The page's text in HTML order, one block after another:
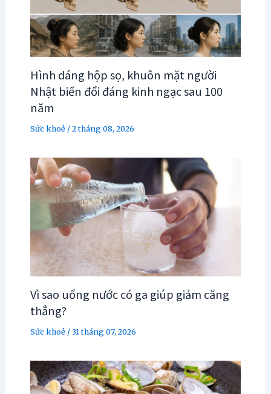
Hình dáng hộp sọ, khuôn mặt người
Nhật biến đổi đáng kinh ngạc sau 100
năm
Sức khoẻ/2 tháng 08, 2026
Vì sao uống nước có ga giúp giảm căng
thẳng?
Sức khoẻ/31 tháng 07, 2026